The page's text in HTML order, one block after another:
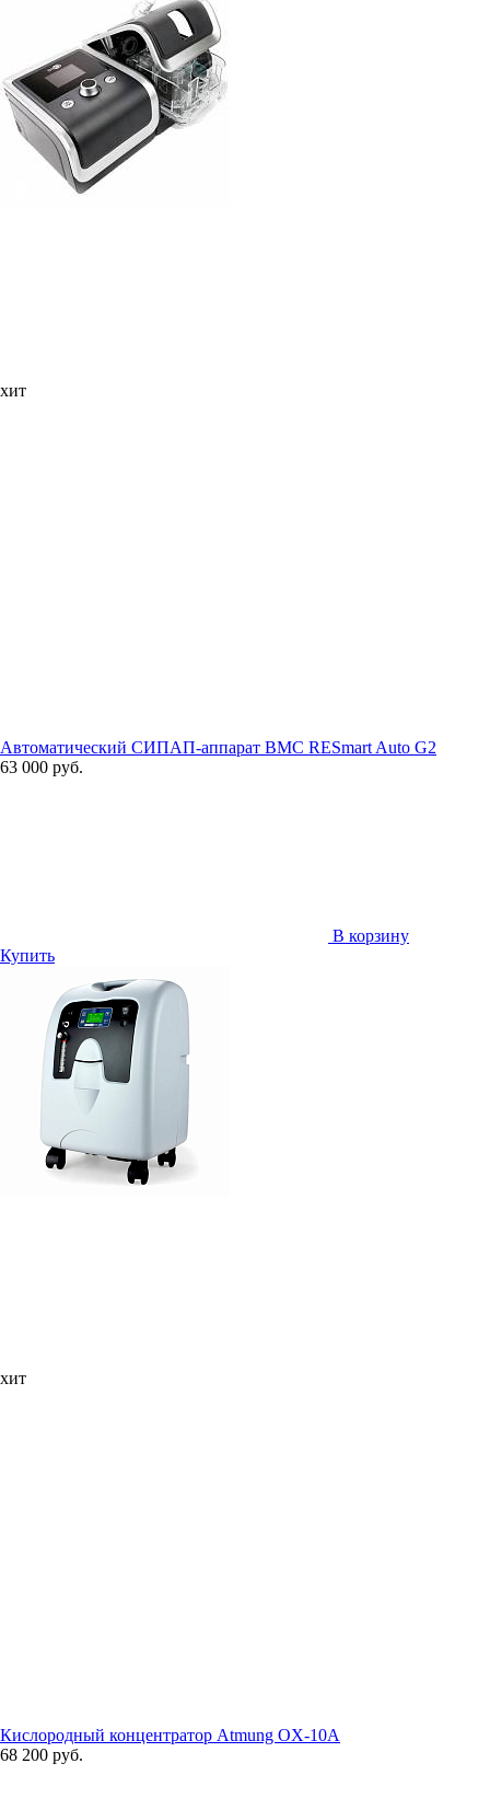
хит
Автоматический СИПАП-аппарат BMC RESmart Auto G2
63 000 руб.
В корзину
Купить
хит
Кислородный концентратор Atmung OX-10A
68 200 руб.